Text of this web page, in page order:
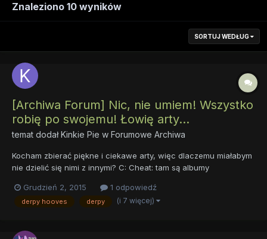
Znaleziono 10 wyników
SORTUJ WEDŁUG
[Archiwa Forum] Nic, nie umiem! Wszystko
robię po swojemu! Łowię arty...
temat dodałKinkie Pie w Forumowe Archiwa
Kocham zbierać piękne i ciekawe arty, więc dlaczemu miałabym
nie dzielić się nimi z innymi? C: Cheat: tam są albumy
My-little-Pony-Art-is-Magic-808136912597496/?ref=bookmarks
(Fanpagea Kinkie Pie nie udostępniam bo nie chc...
Grudzień 2, 2015 1 odpowiedź
derpy hooves derpy (i 7 więcej)